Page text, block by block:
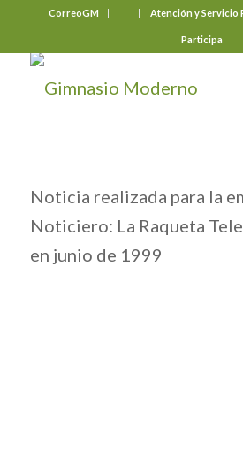
CorreoGM Atención y Servicio
Participa
Noticia realizada para la
Noticiero: La Raqueta
en junio de 1999